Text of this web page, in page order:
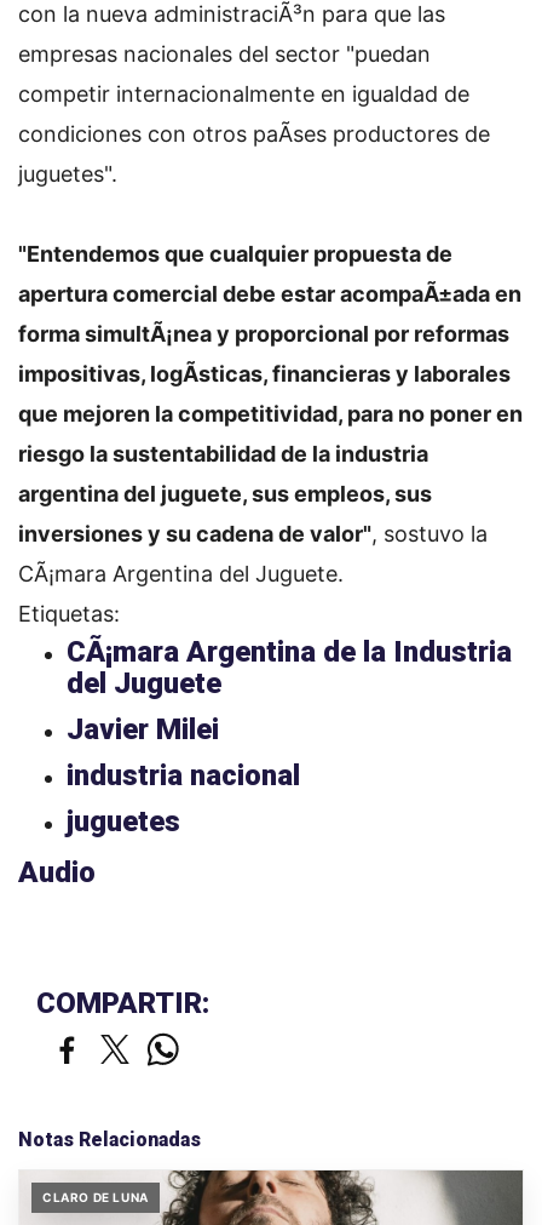
con la nueva administraciÃ³n para que las
empresas nacionales del sector "puedan
competir internacionalmente en igualdad de
condiciones con otros paÃ­ses productores de
juguetes".
"Entendemos que cualquier propuesta de
apertura comercial debe estar acompaÃ±ada en
forma simultÃ¡nea y proporcional por reformas
impositivas, logÃ­sticas, financieras y laborales
que mejoren la competitividad, para no poner en
riesgo la sustentabilidad de la industria
argentina del juguete, sus empleos, sus
inversiones y su cadena de valor", sostuvo la
CÃ¡mara Argentina del Juguete.
Etiquetas:
CÃ¡mara Argentina de la Industria
del Juguete
Javier Milei
industria nacional
juguetes
Audio
COMPARTIR:
Notas Relacionadas
CLARO DE LUNA